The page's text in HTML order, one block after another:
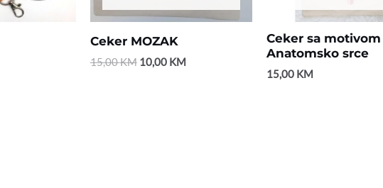
Ceker MOZAK
15,00KM 10,00 KM
Ceker sa motivom
Anatomsko srce
15,00 KM